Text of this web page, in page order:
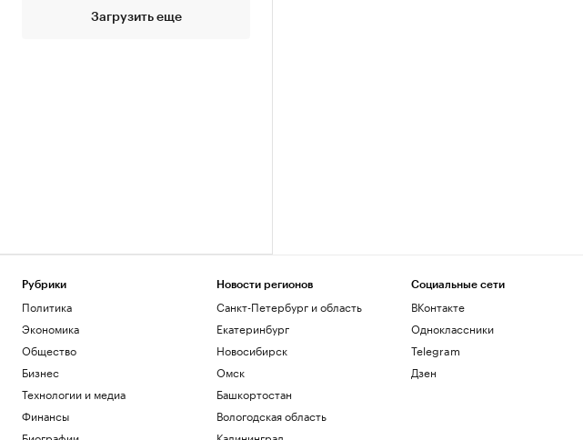
Загрузить еще
Рубрики
Политика
Экономика
Общество
Бизнес
Технологии и медиа
Финансы
Новости регионов
Санкт-Петербург и область
Екатеринбург
Новосибирск
Омск
Башкортостан
Вологодская область
Социальные сети
ВКонтакте
Одноклассники
Telegram
Дзен